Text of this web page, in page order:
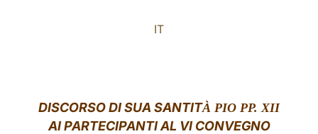
IT
DISCORSO DI SUA SANTITÀ PIO PP. XII
AI PARTECIPANTI AL VI CONVEGNO